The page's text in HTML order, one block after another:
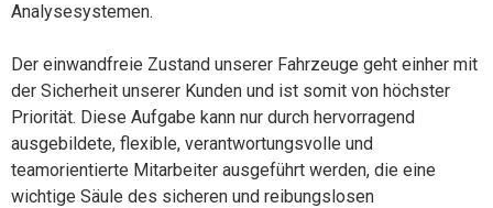
Analysesystemen.
Der einwandfreie Zustand unserer Fahrzeuge geht einher mit
der Sicherheit unserer Kunden und ist somit von höchster
Priorität. Diese Aufgabe kann nur durch hervorragend
ausgebildete, flexible, verantwortungsvolle und
teamorientierte Mitarbeiter ausgeführt werden, die eine
wichtige Säule des sicheren und reibungslosen